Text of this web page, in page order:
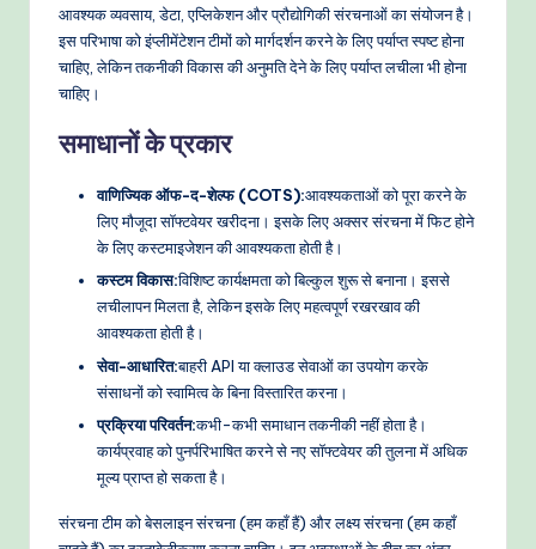
आवश्यक व्यवसाय, डेटा, एप्लिकेशन और प्रौद्योगिकी संरचनाओं का संयोजन है।
इस परिभाषा को इंप्लीमेंटेशन टीमों को मार्गदर्शन करने के लिए पर्याप्त स्पष्ट होना
चाहिए, लेकिन तकनीकी विकास की अनुमति देने के लिए पर्याप्त लचीला भी होना
चाहिए।
समाधानों के प्रकार
वाणिज्यिक ऑफ-द-शेल्फ (COTS):आवश्यकताओं को पूरा करने के
लिए मौजूदा सॉफ्टवेयर खरीदना। इसके लिए अक्सर संरचना में फिट होने
के लिए कस्टमाइजेशन की आवश्यकता होती है।
कस्टम विकास:विशिष्ट कार्यक्षमता को बिल्कुल शुरू से बनाना। इससे
लचीलापन मिलता है, लेकिन इसके लिए महत्वपूर्ण रखरखाव की
आवश्यकता होती है।
सेवा-आधारित:बाहरी API या क्लाउड सेवाओं का उपयोग करके
संसाधनों को स्वामित्व के बिना विस्तारित करना।
प्रक्रिया परिवर्तन:कभी-कभी समाधान तकनीकी नहीं होता है।
कार्यप्रवाह को पुनर्परिभाषित करने से नए सॉफ्टवेयर की तुलना में अधिक
मूल्य प्राप्त हो सकता है।
संरचना टीम को बेसलाइन संरचना (हम कहाँ हैं) और लक्ष्य संरचना (हम कहाँ